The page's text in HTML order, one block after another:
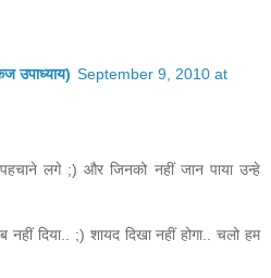
उपाध्याय) September 9, 2010 at
लगे ;) और जिनको नहीं जान पाया उन्हे
दिया.. ;) शायद दिखा नहीं होगा.. चलो हम